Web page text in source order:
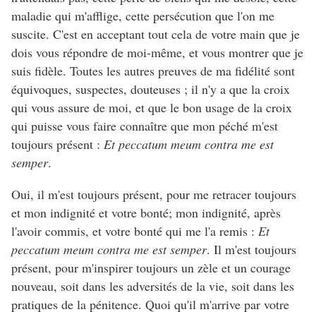
maladie qui m'afflige, cette persécution que l'on me
suscite. C'est en acceptant tout cela de votre main que je
dois vous répondre de moi-même, et vous montrer que je
suis fidèle. Toutes les autres preuves de ma fidélité sont
équivoques, suspectes, douteuses ; il n'y a que la croix
qui vous assure de moi, et que le bon usage de la croix
qui puisse vous faire connaître que mon péché m'est
toujours présent : Et peccatum meum contra me est
semper.
Oui, il m'est toujours présent, pour me retracer toujours
et mon indignité et votre bonté; mon indignité, après
l'avoir commis, et votre bonté qui me l'a remis : Et
peccatum meum contra me est semper. Il m'est toujours
présent, pour m'inspirer toujours un zèle et un courage
nouveau, soit dans les adversités de la vie, soit dans les
pratiques de la pénitence. Quoi qu'il m'arrive par votre